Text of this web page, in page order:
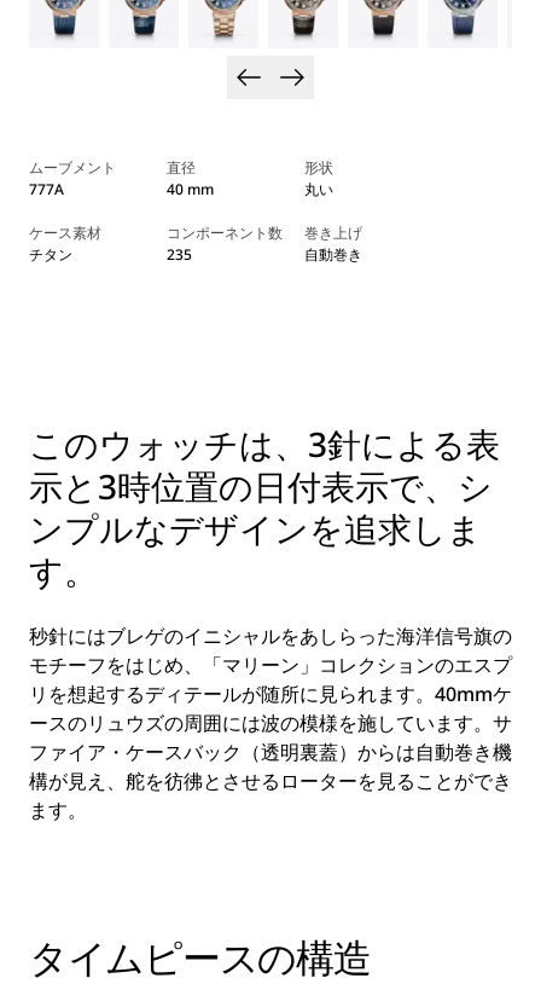
ムーブメント
777A
直径
40 mm
形状
丸い
ケース素材
チタン
コンポーネント数
235
巻き上げ
自動巻き
このウォッチは、3針による表
示と3時位置の日付表示で、シ
ンプルなデザインを追求しま
す。
秒針にはブレゲのイニシャルをあしらった海洋信号旗の
モチーフをはじめ、「マリーン」コレクションのエスプ
リを想起するディテールが随所に見られます。40mmケ
ースのリュウズの周囲には波の模様を施しています。サ
ファイア・ケースバック（透明裏蓋）からは自動巻き機
構が見え、舵を彷彿とさせるローターを見ることができ
ます。
タイムピースの構造